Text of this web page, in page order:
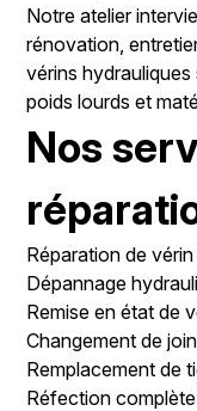
Notre atelier
rénovation,
vérins hydrauliques
poids lourds et
Nos
Réparation de
Dépannage
Remise en état de
Changement de
Remplacement de
Réfection